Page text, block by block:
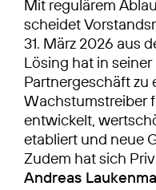
Mit regulärem
scheidet
31. März 2026 aus
Lösing hat in
Partnergeschäft zu
Wachstumstreiber
entwickelt,
etabliert und neue
Zudem hat sich
Andreas